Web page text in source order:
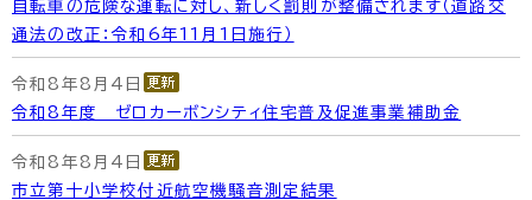
自転車の危険な運転に対し、新しく罰則が整備されます（道路交
通法の改正：令和6年11月1日施行）
令和8年8月4日
令和8年度 ゼロカーボンシティ住宅普及促進事業補助金
令和8年8月4日
市立第十小学校付近航空機騒音測定結果